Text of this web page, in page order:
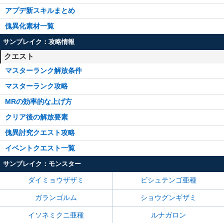
アプデ新スキルまとめ
傀異化素材一覧
サンブレイク：攻略情報
クエスト
マスターランク解放条件
マスターランク攻略
MRの効率的な上げ方
クリア後の解放要素
傀異討究クエスト攻略
イベントクエスト一覧
サンブレイク：モンスター
ダイミョウザザミ ビシュテンゴ亜種
ガランゴルム ショウグンギザミ
イソネミクニ亜種 ルナガロン